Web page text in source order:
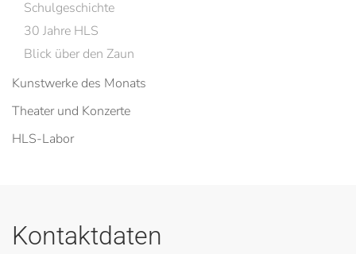
Schulgeschichte
30 Jahre HLS
Blick über den Zaun
Kunstwerke des Monats
Theater und Konzerte
HLS-Labor
Kontaktdaten